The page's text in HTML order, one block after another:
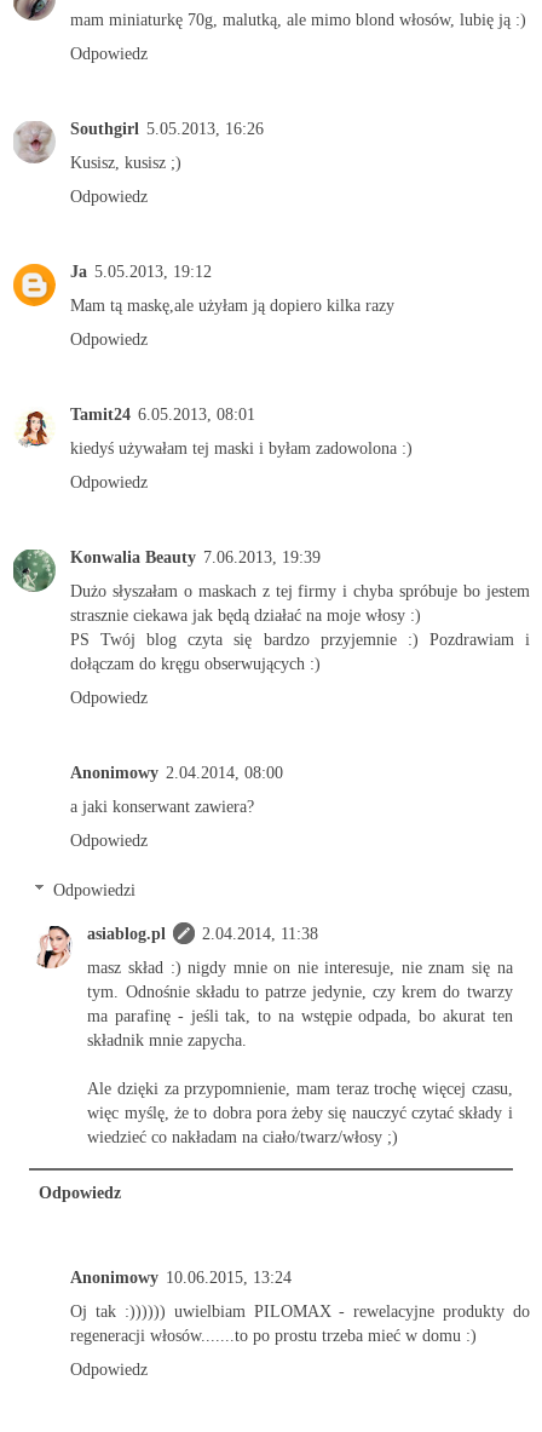
mam miniaturkę 70g, malutką, ale mimo blond włosów, lubię ją :)
Odpowiedz
Southgirl 5.05.2013, 16:26
Kusisz, kusisz ;)
Odpowiedz
Ja 5.05.2013, 19:12
Mam tą maskę,ale użyłam ją dopiero kilka razy
Odpowiedz
Tamit24 6.05.2013, 08:01
kiedyś używałam tej maski i byłam zadowolona :)
Odpowiedz
Konwalia Beauty 7.06.2013, 19:39
Dużo słyszałam o maskach z tej firmy i chyba spróbuje bo jestem
strasznie ciekawa jak będą działać na moje włosy :)
PS Twój blog czyta się bardzo przyjemnie :) Pozdrawiam i
dołączam do kręgu obserwujących :)
Odpowiedz
Anonimowy 2.04.2014, 08:00
a jaki konserwant zawiera?
Odpowiedz
Odpowiedzi
asiablog.pl
2.04.2014, 11:38
masz skład :) nigdy mnie on nie interesuje, nie znam się na
tym. Odnośnie składu to patrze jedynie, czy krem do twarzy
ma parafinę - jeśli tak, to na wstępie odpada, bo akurat ten
składnik mnie zapycha.
Ale dzięki za przypomnienie, mam teraz trochę więcej czasu,
więc myślę, że to dobra pora żeby się nauczyć czytać składy i
wiedzieć co nakładam na ciało/twarz/włosy ;)
Odpowiedz
Anonimowy 10.06.2015, 13:24
Oj tak :)))))) uwielbiam PILOMAX - rewelacyjne produkty do
regeneracji włosów.......to po prostu trzeba mieć w domu :)
Odpowiedz